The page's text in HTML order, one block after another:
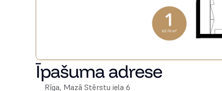
Īpašuma adrese
Rīga, Mazā Stērstu iela 6